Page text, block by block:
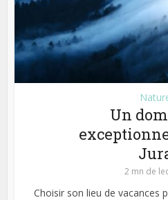
Un
2 mn de
Choisir son lieu de vacances